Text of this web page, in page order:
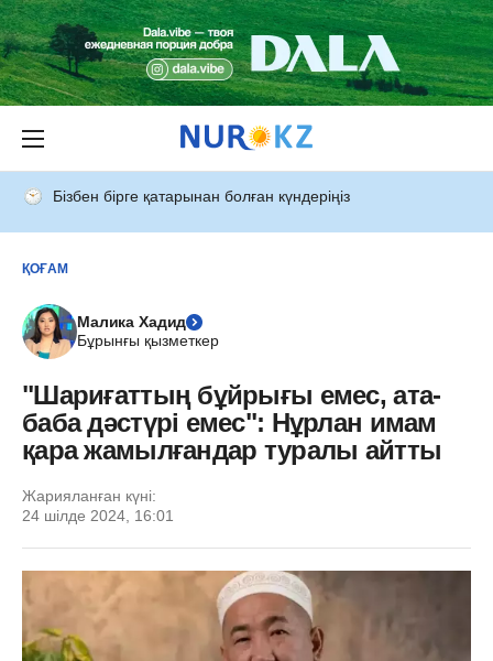
Бізбен бірге қатарынан болған күндеріңіз
ҚОҒАМ
Малика Хадид
Бұрынғы қызметкер
"Шариғаттың бұйрығы емес, ата-
баба дәстүрі емес": Нұрлан имам
қара жамылғандар туралы айтты
Жарияланған күні:
24 шілде 2024, 16:01